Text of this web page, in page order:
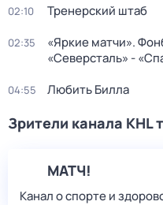
02:10 Тренерский штаб
02:35
«Яркие матчи».
«Северсталь» -
04:55 Любить Билла
Зрители канала KHL
МАТЧ!
Канал о спорте и